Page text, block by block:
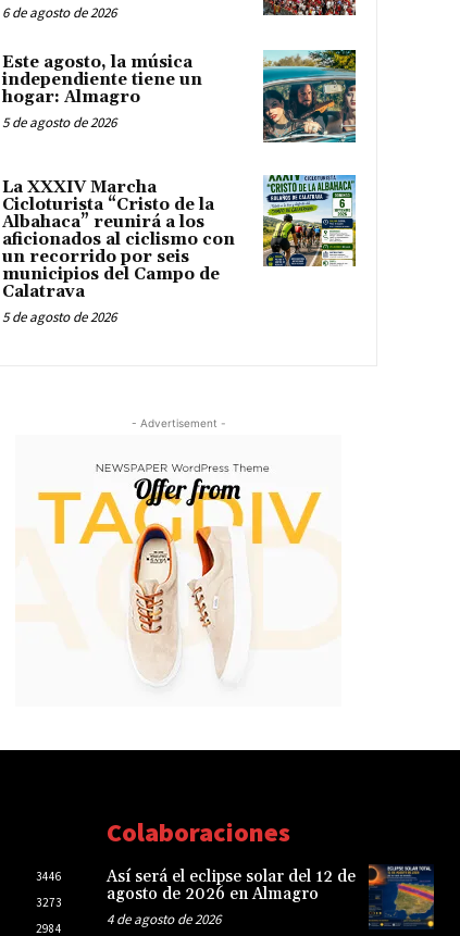
6 de agosto de 2026
Este agosto, la música
independiente tiene un
hogar: Almagro
5 de agosto de 2026
La XXXIV Marcha
Cicloturista “Cristo de la
Albahaca” reunirá a los
aficionados al ciclismo con
un recorrido por seis
municipios del Campo de
Calatrava
5 de agosto de 2026
- Advertisement -
3446
3273
2984
Colaboraciones
Así será el eclipse solar del 12 de
agosto de 2026 en Almagro
4 de agosto de 2026